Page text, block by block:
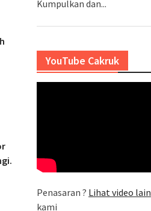
Kumpulkan dan...
YouTube Cakruk
Penasaran ? Lihat video lain
kami